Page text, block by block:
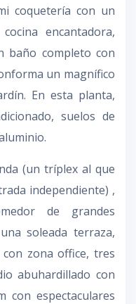
coquetería con un
encantadora,
baño completo con
un magnífico
En esta planta,
suelos de
(un tríplex al que
independiente) ,
de grandes
soleada terraza,
zona office, tres
abuhardillado con
con espectaculares